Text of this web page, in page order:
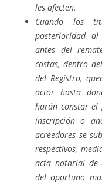
les afecten.
Cuando los
posterioridad al
antes del
costas, dentro
del Registro,
actor hasta
harán constar el
inscripción o
acreedores se
respectivos,
acta notarial de
del oportuno